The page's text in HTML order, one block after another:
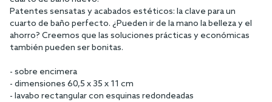
Patentes sensatas y acabados estéticos: la clave para un
cuarto de baño perfecto. ¿Pueden ir de la mano la belleza y el
ahorro? Creemos que las soluciones prácticas y económicas
también pueden ser bonitas.
- sobre encimera
- dimensiones 60,5 x 35 x 11 cm
- lavabo rectangular con esquinas redondeadas